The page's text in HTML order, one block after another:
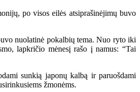
po visos eilės atsiprašinėjimų buvo
nuolatinė pokalbių tema. Nuo ryto iki
lapkričio mėnesį rašo į namus: “Tai
sunkią japonų kalbą ir paruošdami
žmonėms.